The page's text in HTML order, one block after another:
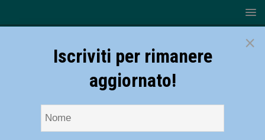
×
Iscriviti per rimanere
aggiornato!